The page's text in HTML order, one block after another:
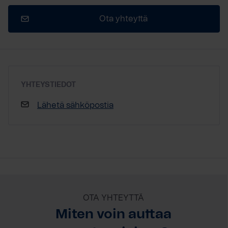
Ota yhteyttä
YHTEYSTIEDOT
Lähetä sähköpostia
OTA YHTEYTTÄ
Miten voin auttaa